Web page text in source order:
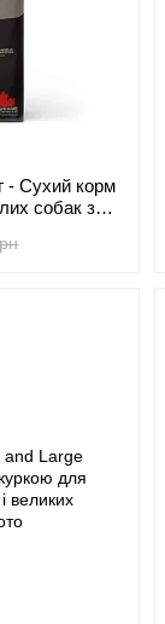
- Сухий корм
собак з